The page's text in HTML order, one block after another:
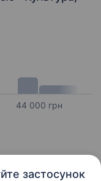
застосунок
44 000 грн